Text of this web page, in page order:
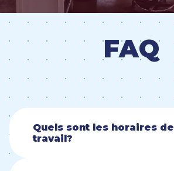
FAQ
Quels sont les horaires de
travail?